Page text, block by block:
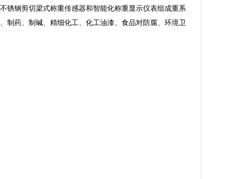
锈钢剪切梁式称重传感器和智能化称重显示仪表组成重系
制药、制碱、精细化工、化工油漆、食品对防腐、环境卫